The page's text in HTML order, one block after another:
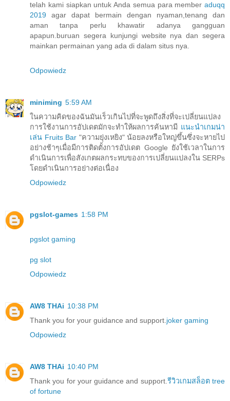
telah kami siapkan untuk Anda semua para member aduqq
2019 agar dapat bermain dengan nyaman,tenang dan
aman tanpa perlu khawatir adanya gangguan
apapun.buruan segera kunjungi website nya dan segera
mainkan permainan yang ada di dalam situs nya.
Odpowiedz
miniming 5:59 AM
ในความคิดของฉันมันเร็วเกินไปที่จะพูดถึงสิ่งที่จะเปลี่ยนแปลง
การใช้งานการอัปเดตมักจะทำให้ผลการค้นหามี แนะนำเกมน่า
เล่น Fruits Bar "ความยุ่งเหยิง" น้อยลงหรือใหญ่ขึ้นซึ่งจะหายไป
อย่างช้าๆเมื่อมีการติดตั้งการอัปเดต Google ยังใช้เวลาในการ
ดำเนินการเพื่อสังเกตผลกระทบของการเปลี่ยนแปลงใน SERPs
โดยดำเนินการอย่างต่อเนื่อง
Odpowiedz
pgslot-games 1:58 PM
pgslot gaming
pg slot
Odpowiedz
AW8 THAi 10:38 PM
Thank you for your guidance and support. joker gaming
Odpowiedz
AW8 THAi 10:40 PM
Thank you for your guidance and support. รีวิวเกมสล็อต tree
of fortune